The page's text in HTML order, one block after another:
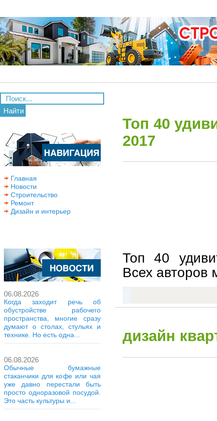
Найти
Главная
Новости
Строительство
Ремонт
Дизайн и интерьер
06.08.2026
Когда заходит речь об
обустройстве рабочего
пространства, многие сразу
думают о столах, стульях и
технике. Но есть одна...
06.08.2026
Обычные бумажные
стаканчики для кофе или чая
уже давно перестали быть
просто одноразовой посудой.
Это часть культуры и...
Топ 40
2017
Топ 40
Всех авторов
дизайн